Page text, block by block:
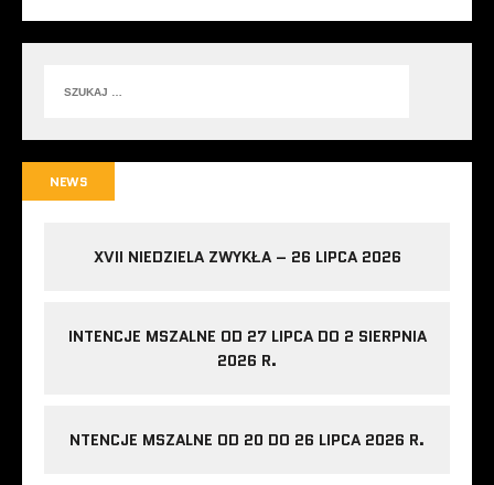
NEWS
XVII NIEDZIELA ZWYKŁA – 26 LIPCA 2026
INTENCJE MSZALNE OD 27 LIPCA DO 2 SIERPNIA
2026 R.
NTENCJE MSZALNE OD 20 DO 26 LIPCA 2026 R.